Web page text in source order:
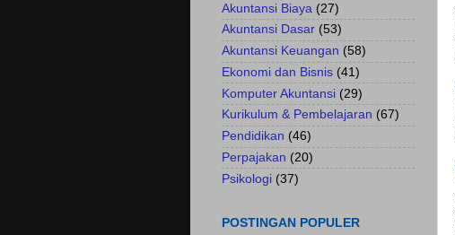
Akuntansi Biaya (27)
Akuntansi Dasar (53)
Akuntansi Keuangan (58)
Ekonomi dan Bisnis (41)
Komputer Akuntansi (29)
Kurikulum & Pembelajaran (67)
Pendidikan (46)
Perpajakan (20)
Psikologi (37)
POSTINGAN POPULER